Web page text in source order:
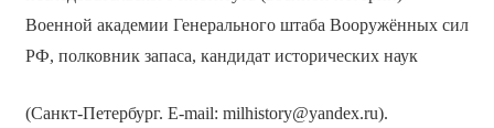
Военной академии Генерального штаба Вооружённых сил
РФ, полковник запаса, кандидат исторических наук
(Санкт-Петербург. E-mail: milhistory@yandex.ru).